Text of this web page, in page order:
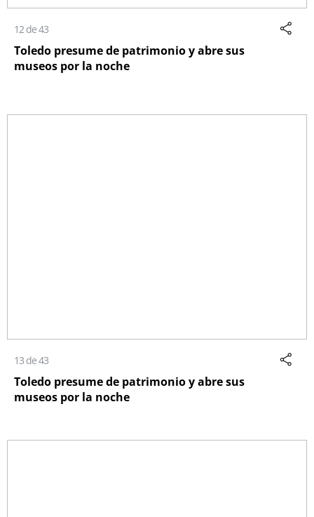
12 de 43
Toledo presume de patrimonio y abre sus
museos por la noche
13 de 43
Toledo presume de patrimonio y abre sus
museos por la noche